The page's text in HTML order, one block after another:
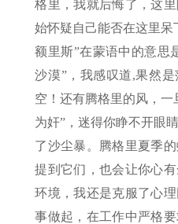
格里，我就后悔了，这
始怀疑自己能否在这里呆
额里斯”在蒙语中的意思
沙漠”，我感叹道,果然
空！还有腾格里的风，一
为奸”，迷得你睁不开眼
了沙尘暴。腾格里夏季
提到它们，也会让你心
环境，我还是克服了心
事做起，在工作中严格